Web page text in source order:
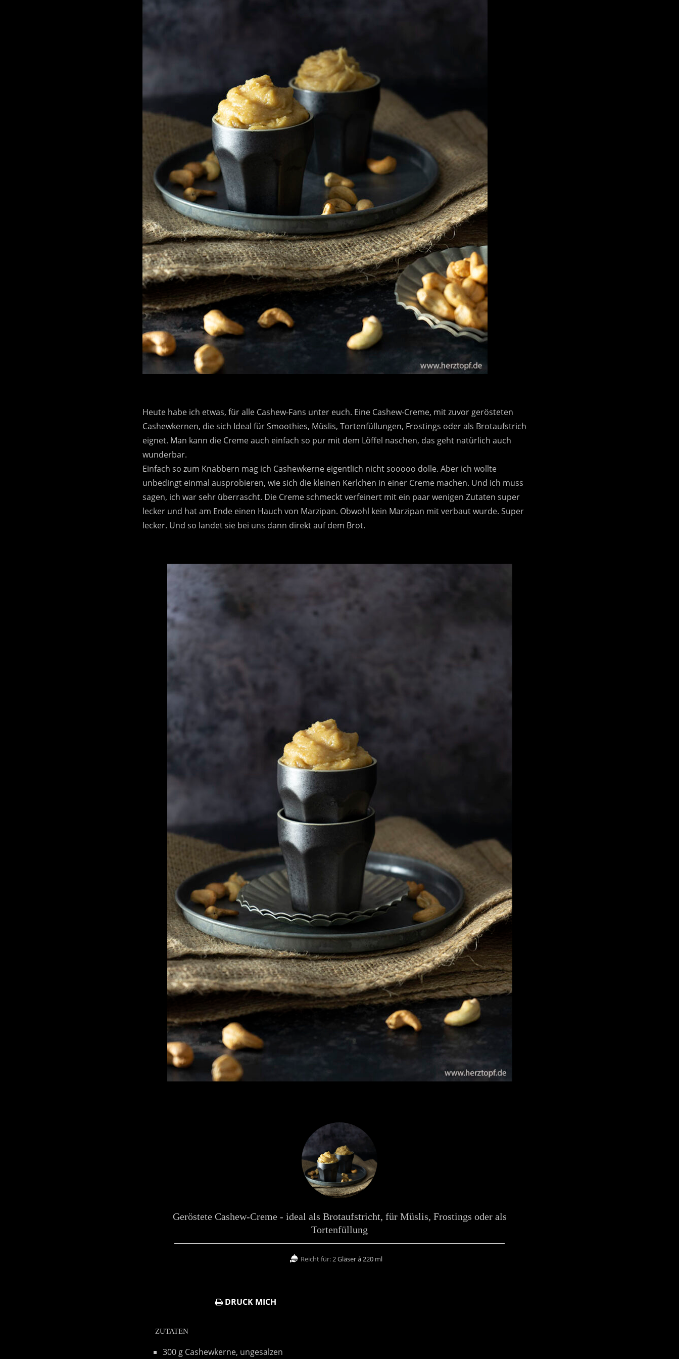
Heute habe ich etwas, für alle Cashew-Fans unter euch. Eine Cashew-Creme, mit zuvor gerösteten
Cashewkernen, die sich Ideal für Smoothies, Müslis, Tortenfüllungen, Frostings oder als Brotaufstrich
eignet. Man kann die Creme auch einfach so pur mit dem Löffel naschen, das geht natürlich auch
wunderbar.
Einfach so zum Knabbern mag ich Cashewkerne eigentlich nicht sooooo dolle. Aber ich wollte
unbedingt einmal ausprobieren, wie sich die kleinen Kerlchen in einer Creme machen. Und ich muss
sagen, ich war sehr überrascht. Die Creme schmeckt verfeinert mit ein paar wenigen Zutaten super
lecker und hat am Ende einen Hauch von Marzipan. Obwohl kein Marzipan mit verbaut wurde. Super
lecker. Und so landet sie bei uns dann direkt auf dem Brot.
Geröstete Cashew-Creme - ideal als Brotaufstricht, für Müslis, Frostings oder als
Tortenfüllung
Reicht für:2 Gläser á 220 ml
DRUCK MICH
ZUTATEN
300 g Cashewkerne, ungesalzen